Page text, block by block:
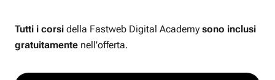
Tutti i corsi della Fastweb Digital Academy sono inclusi
gratuitamente nell'offerta.